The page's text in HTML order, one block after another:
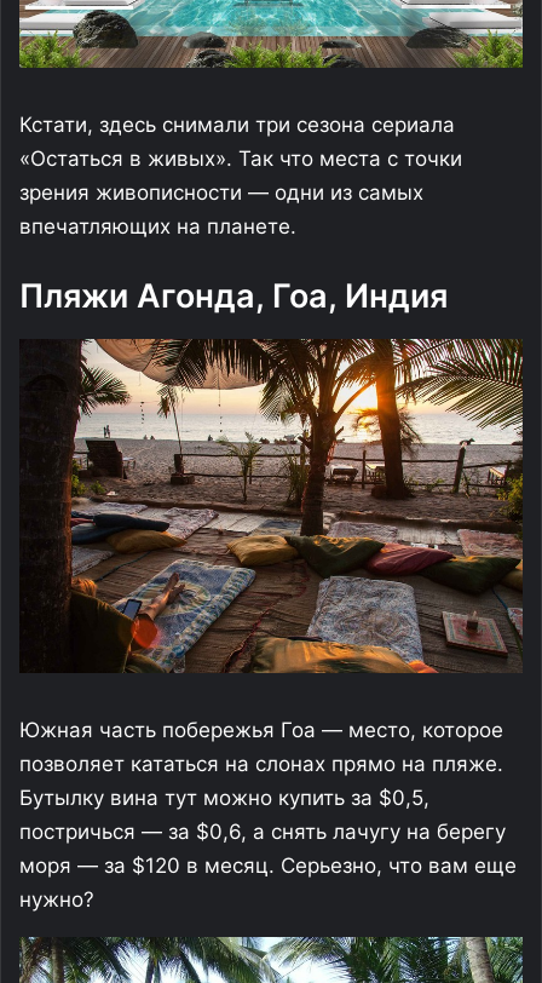
Кстати, здесь снимали три сезона сериала
«Остаться в живых». Так что места с точки
зрения живописности — одни из самых
впечатляющих на планете.
Пляжи Агонда, Гоа, Индия
Южная часть побережья Гоа — место, которое
позволяет кататься на слонах прямо на пляже.
Бутылку вина тут можно купить за $0,5,
постричься — за $0,6, а снять лачугу на берегу
моря — за $120 в месяц. Серьезно, что вам еще
нужно?